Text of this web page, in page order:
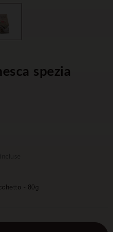
spezia
- 80g